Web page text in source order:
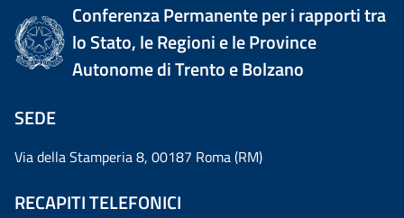
Conferenza Permanente per i rapporti tra
lo Stato, le Regioni e le Province
Autonome di Trento e Bolzano
SEDE
Via della Stamperia 8, 00187 Roma (RM)
RECAPITI TELEFONICI